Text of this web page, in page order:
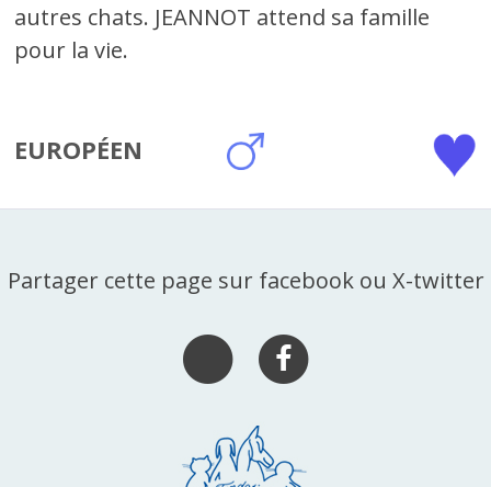
autres chats. JEANNOT attend sa famille
pour la vie.
EUROPÉEN
Partager cette page sur facebook ou X-twitter